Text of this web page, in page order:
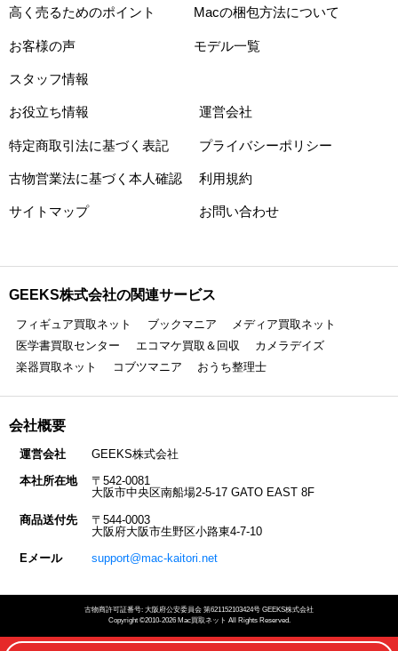
高く売るためのポイント Macの梱包方法について
お客様の声 モデル一覧
スタッフ情報
お役立ち情報 運営会社
特定商取引法に基づく表記 プライバシーポリシー
古物営業法に基づく本人確認 利用規約
サイトマップ お問い合わせ
GEEKS株式会社の関連サービス
フィギュア買取ネット ブックマニア
メディア買取ネット
医学書買取センター
エコマケ買取＆回収
カメラデイズ
楽器買取ネット
コブツマニア おうち整理士
会社概要
運営会社 GEEKS株式会社
本社所在地
〒542-0081
大阪市中央区南船場2-5-17 GATO EAST 8F
商品送付先
〒544-0003
大阪府大阪市生野区小路東4-7-10
Eメール support@mac-kaitori.net
古物商許可証番号: 大阪府公安委員会 第621152103424号 GEEKS株式会社
Copyright ©2010-2026 Mac買取ネット All Rights Reserved.